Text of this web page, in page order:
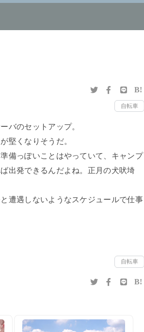
B!
自転車
バのセットアップ。
堅くなりそうだ。
備っぽいことはやっていて、キャンプ
出発できるんだよね。正月の犬吠埼
遭遇しないようなスケジュールで仕事
自転車
B!